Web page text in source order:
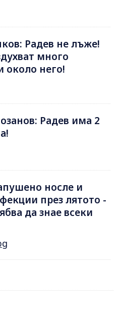
Радев не лъже!
много
около него!
Радев има 2
носле и
през лятотo -
да знае всеки